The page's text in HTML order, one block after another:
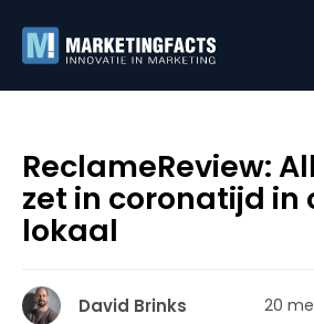
ReclameReview:
zet in coronatijd in
lokaal
David Brinks 20